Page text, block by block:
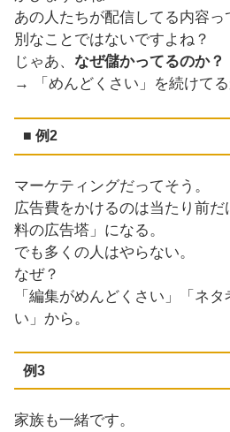
あの人たちが配信してる内容
別なことではないですよね？
じゃあ、 なぜ儲かってるのか？
→ 「めんどくさい」を続けてる
■ 例2
マーケティングだってそう。
広告費をかけるのは当たり前だ
料の広告塔」になる。
でも多くの人はやらない。
なぜ？
「編集がめんどくさい」「ネ
い」から。
例3
家族も一緒です。